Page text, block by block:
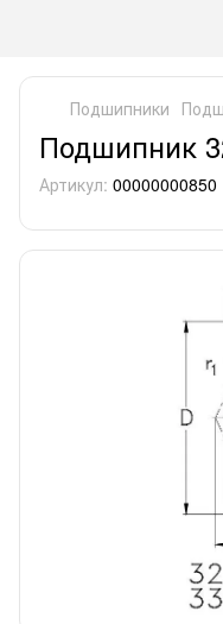
Подшипники
Подшипник
Артикул: 00000000850